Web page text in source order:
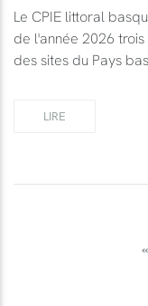
Le CPIE littoral
de l'année 2026
des sites du Pays
LIRE
«